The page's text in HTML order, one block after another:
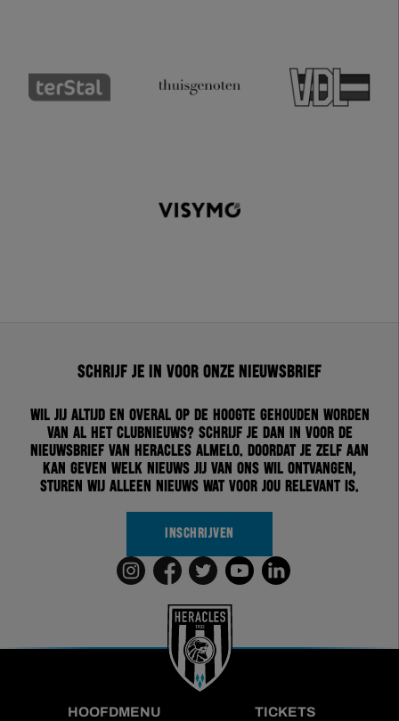
Schrijf je in voor onze nieuwsbrief
Wil jij altijd en overal op de hoogte gehouden worden
van al het clubnieuws? Schrijf je dan in voor de
nieuwsbrief van Heracles Almelo. Doordat je zelf aan
kan geven welk nieuws jij van ons wil ontvangen,
sturen wij alleen nieuws wat voor jou relevant is.
INSCHRIJVEN
HOOFDMENU TICKETS